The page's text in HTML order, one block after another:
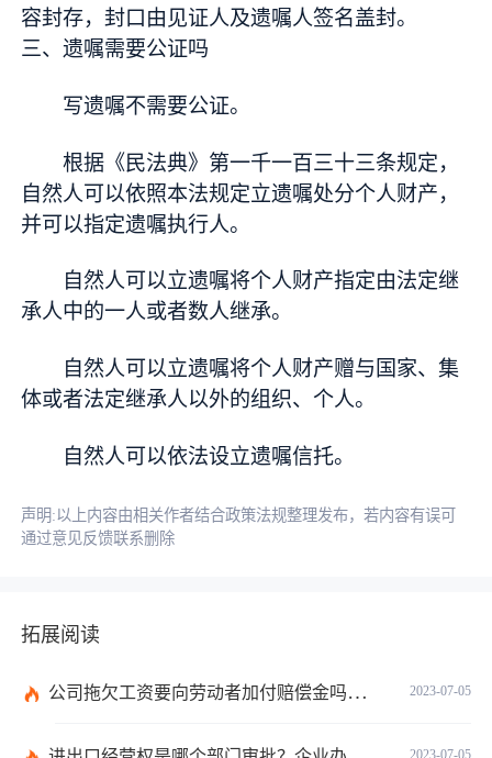
容封存，封口由见证人及遗嘱人签名盖封。
三、遗嘱需要公证吗
写遗嘱不需要公证。
根据《民法典》第一千一百三十三条规定，
自然人可以依照本法规定立遗嘱处分个人财产，
并可以指定遗嘱执行人。
自然人可以立遗嘱将个人财产指定由法定继
承人中的一人或者数人继承。
自然人可以立遗嘱将个人财产赠与国家、集
体或者法定继承人以外的组织、个人。
自然人可以依法设立遗嘱信托。
声明:以上内容由相关作者结合政策法规整理发布，若内容有误可
通过意见反馈联系删除
拓展阅读
2023-07-05
公司拖欠工资要向劳动者加付赔偿金吗？拖欠工资仲裁时效期间是如何规定的？